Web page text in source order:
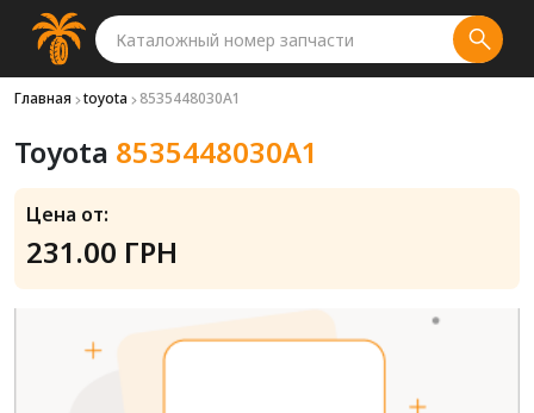
Главная toyota 8535448030A1
Toyota 8535448030A1
Цена от:
231.00 ГРН